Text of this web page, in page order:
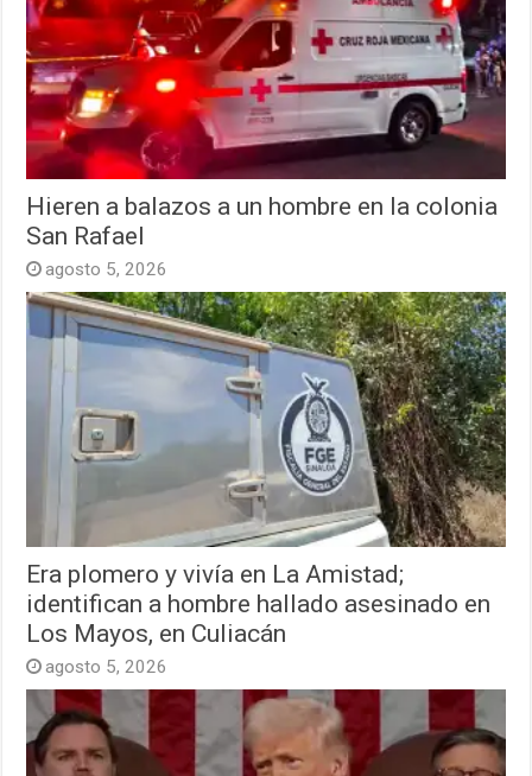
Hieren a balazos a un hombre en la colonia
San Rafael
agosto 5, 2026
Era plomero y vivía en La Amistad;
identifican a hombre hallado asesinado en
Los Mayos, en Culiacán
agosto 5, 2026